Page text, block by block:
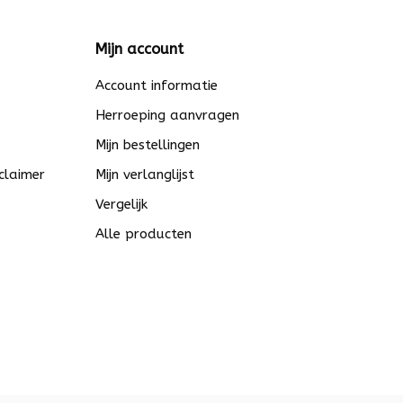
Mijn account
Account informatie
Herroeping aanvragen
Mijn bestellingen
Mijn verlanglijst
Vergelijk
Alle producten